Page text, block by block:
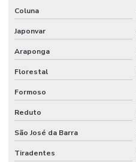
Coluna
Japonvar
Araponga
Florestal
Formoso
Reduto
São José da Barra
Tiradentes